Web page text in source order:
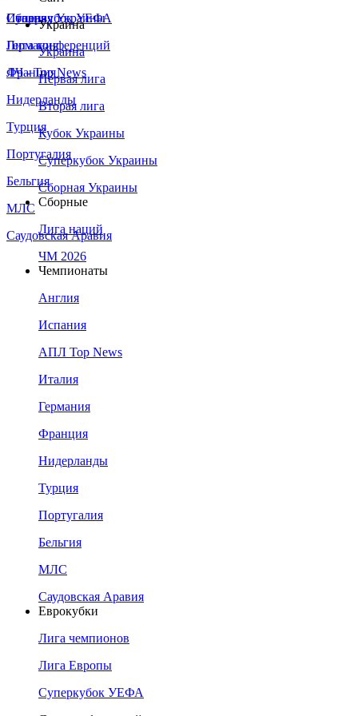
Сборная Украины
Италия
Германия
Франция
Нидерланды
Турция
Португалия
Бельгия
МЛС
Саудовская Аравия
Суперкубок УЕФА
Лига конференций
ЛЧ - Top News
Украина
Украина
Первая лига
Вторая лига
Кубок Украины
Суперкубок Украины
Сборная Украины
Сборные
Лига наций
ЧМ 2026
Чемпионаты
Англия
Испания
АПЛ Top News
Италия
Германия
Франция
Нидерланды
Турция
Португалия
Бельгия
МЛС
Саудовская Аравия
Еврокубки
Лига чемпионов
Лига Европы
Суперкубок УЕФА